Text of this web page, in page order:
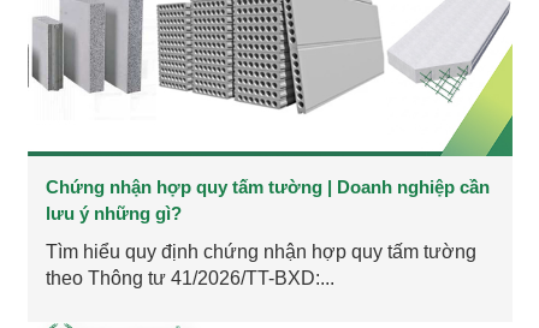
Chứng nhận hợp quy tấm tường | Doanh nghiệp cần
lưu ý những gì?
Tìm hiểu quy định chứng nhận hợp quy tấm tường
theo Thông tư 41/2026/TT-BXD:...